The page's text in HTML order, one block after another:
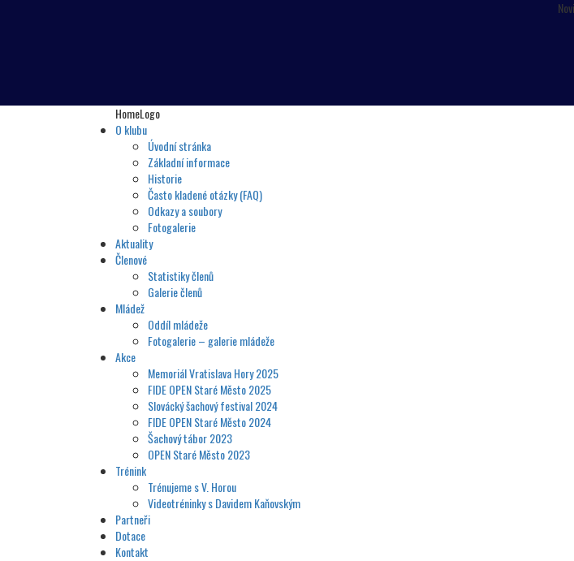
HomeLogo
O klubu
Úvodní stránka
Základní informace
Historie
Často kladené otázky (FAQ)
Odkazy a soubory
Fotogalerie
Aktuality
Členové
Statistiky členů
Galerie členů
Mládež
Oddíl mládeže
Fotogalerie – galerie mládeže
Akce
Memoriál Vratislava Hory 2025
FIDE OPEN Staré Město 2025
Slovácký šachový festival 2024
FIDE OPEN Staré Město 2024
Šachový tábor 2023
OPEN Staré Město 2023
Trénink
Trénujeme s V. Horou
Videotréninky s Davidem Kaňovským
Partneři
Dotace
Kontakt